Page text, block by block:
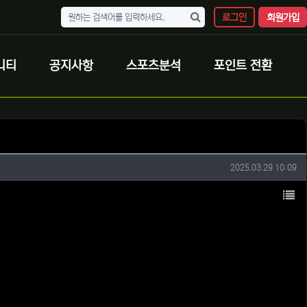
로그인 회원가입
티 공지사항 스포츠분석 포인트 전환
작성일
2025.03.29 10:09
목